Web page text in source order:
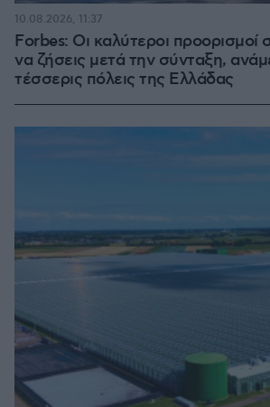
Forbes: Οι καλύτεροι προορισμοί
να ζήσεις μετά την σύνταξη,
τέσσερις πόλεις της Ελλάδας
10.08.2026, 11:37